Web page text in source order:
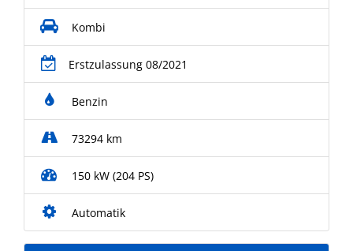
Kombi
Erstzulassung 08/2021
Benzin
73294 km
150 kW (204 PS)
Automatik